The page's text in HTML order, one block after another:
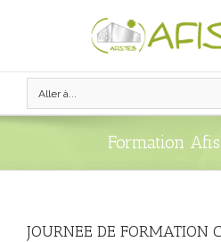
Aller à...
Formation
JOURNEE DE FORMATION